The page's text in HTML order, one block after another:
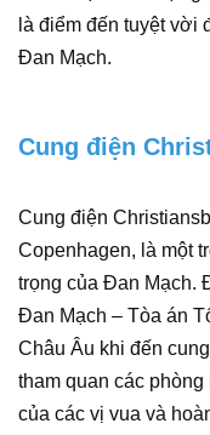
là điểm đến tuyệt vời
Đan Mạch.
Cung điện
Cung điện
Copenhagen, là một
trọng của Đan Mạch.
Đan Mạch – Tòa án
Châu Âu khi đến
tham quan các
của các vị vua và